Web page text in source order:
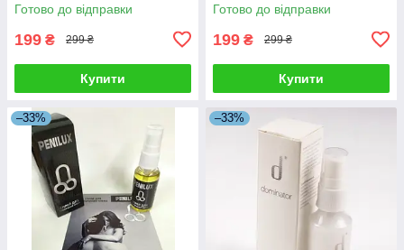
Готово до відправки
199 ₴ 299 ₴
Купити
Готово до відправки
199 ₴ 299 ₴
Купити
–33% –33%